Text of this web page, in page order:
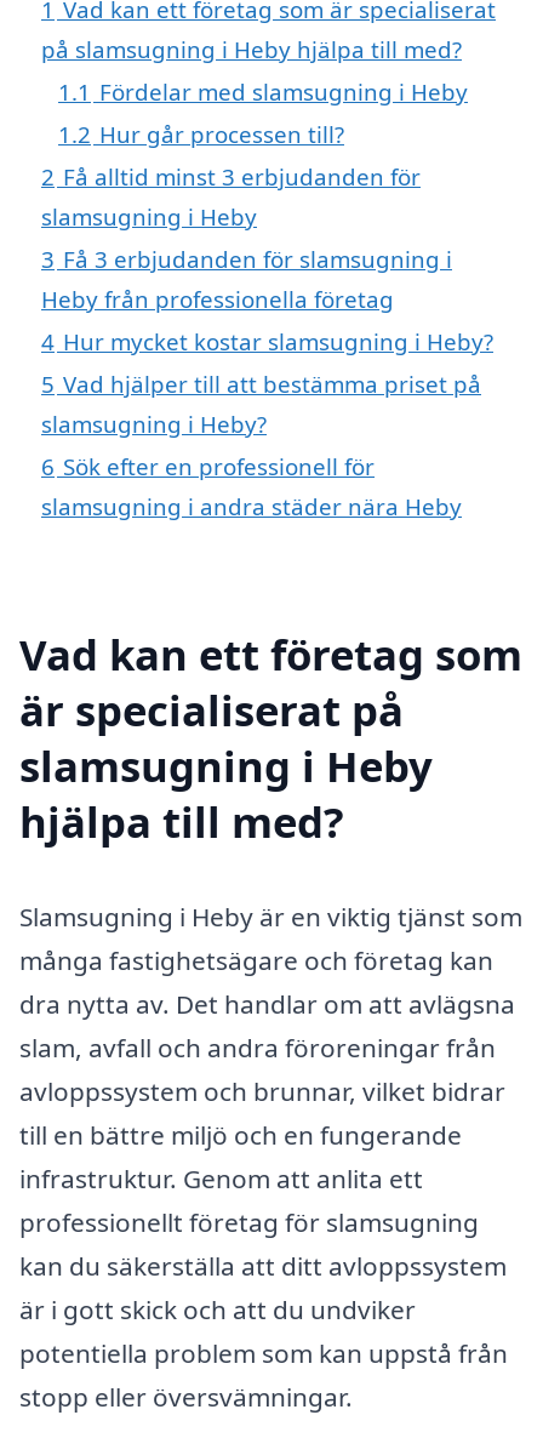
1 Vad kan ett företag som är specialiserat
på slamsugning i Heby hjälpa till med?
1.1 Fördelar med slamsugning i Heby
1.2 Hur går processen till?
2 Få alltid minst 3 erbjudanden för
slamsugning i Heby
3 Få 3 erbjudanden för slamsugning i
Heby från professionella företag
4 Hur mycket kostar slamsugning i Heby?
5 Vad hjälper till att bestämma priset på
slamsugning i Heby?
6 Sök efter en professionell för
slamsugning i andra städer nära Heby
Vad kan ett företag som
är specialiserat på
slamsugning i Heby
hjälpa till med?
Slamsugning i Heby är en viktig tjänst som
många fastighetsägare och företag kan
dra nytta av. Det handlar om att avlägsna
slam, avfall och andra föroreningar från
avloppssystem och brunnar, vilket bidrar
till en bättre miljö och en fungerande
infrastruktur. Genom att anlita ett
professionellt företag för slamsugning
kan du säkerställa att ditt avloppssystem
är i gott skick och att du undviker
potentiella problem som kan uppstå från
stopp eller översvämningar.